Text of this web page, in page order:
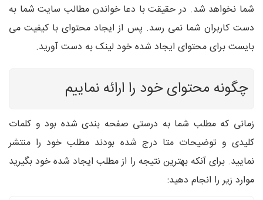
شما نخواهد شد. در حقیقت با دعا خواندن مطالب سایت شما به
دست کاربران شما نمی رسد. پس از ایجاد محتوای با کیفیت می
بایست برای محتوای ایجاد شده خود لینک به دست آورید.
چگونه محتوای خود را ارائه نماییم
زمانی که مطلب شما به درستی صفحه بندی شده بود و کلمات
کلیدی و توضیحات متا درج شده بودند مطلب خود را منتشر
نمایید. برای آنکه بهترین نتیجه را از مطلب ایجاد شده خود بگیرید
موارد زیر را انجام دهید: